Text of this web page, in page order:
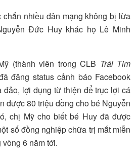
chắn nhiều dân mạng không bị lừa
Đức Huy khác họ Lê Minh
(thành viên trong CLB Trái Tim
đăng status cảnh báo Facebook
đảo, lợi dụng từ thiện để trục lợi cá
được 80 triệu đồng cho bé Nguyễn
chị Mỹ cho biết bé Huy đã được
số đồng nghiệp chữa trị mắt miễn
6 năm tới.